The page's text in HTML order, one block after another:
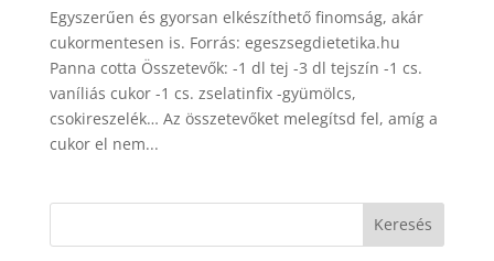
Egyszerűen és gyorsan elkészíthető finomság, akár
cukormentesen is. Forrás: egeszsegdietetika.hu
Panna cotta Összetevők: -1 dl tej -3 dl tejszín -1 cs.
vaníliás cukor -1 cs. zselatinfix -gyümölcs,
csokireszelék… Az összetevőket melegítsd fel, amíg a
cukor el nem...